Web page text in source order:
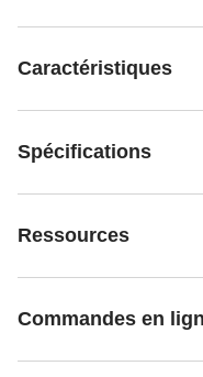
Caractéristiques
Spécifications
Ressources
Commandes en